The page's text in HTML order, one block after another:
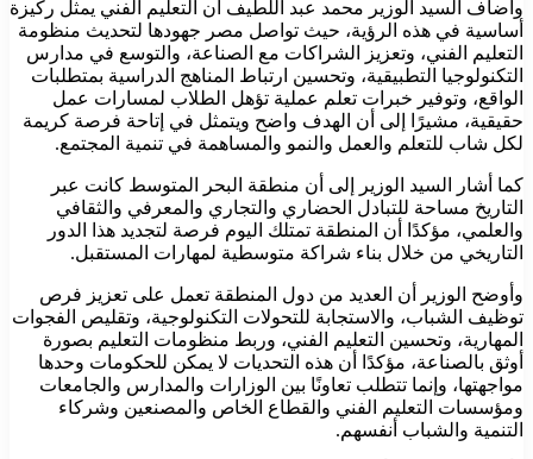
وأضاف السيد الوزير محمد عبد اللطيف أن التعليم الفني يمثل ركيزة
أساسية في هذه الرؤية، حيث تواصل مصر جهودها لتحديث منظومة
التعليم الفني، وتعزيز الشراكات مع الصناعة، والتوسع في مدارس
التكنولوجيا التطبيقية، وتحسين ارتباط المناهج الدراسية بمتطلبات
الواقع، وتوفير خبرات تعلم عملية تؤهل الطلاب لمسارات عمل
حقيقية، مشيرًا إلى أن الهدف واضح ويتمثل في إتاحة فرصة كريمة
لكل شاب للتعلم والعمل والنمو والمساهمة في تنمية المجتمع.
كما أشار السيد الوزير إلى أن منطقة البحر المتوسط كانت عبر
التاريخ مساحة للتبادل الحضاري والتجاري والمعرفي والثقافي
والعلمي، مؤكدًا أن المنطقة تمتلك اليوم فرصة لتجديد هذا الدور
التاريخي من خلال بناء شراكة متوسطية لمهارات المستقبل.
وأوضح الوزير أن العديد من دول المنطقة تعمل على تعزيز فرص
توظيف الشباب، والاستجابة للتحولات التكنولوجية، وتقليص الفجوات
المهارية، وتحسين التعليم الفني، وربط منظومات التعليم بصورة
أوثق بالصناعة، مؤكدًا أن هذه التحديات لا يمكن للحكومات وحدها
مواجهتها، وإنما تتطلب تعاونًا بين الوزارات والمدارس والجامعات
ومؤسسات التعليم الفني والقطاع الخاص والمصنعين وشركاء
التنمية والشباب أنفسهم.